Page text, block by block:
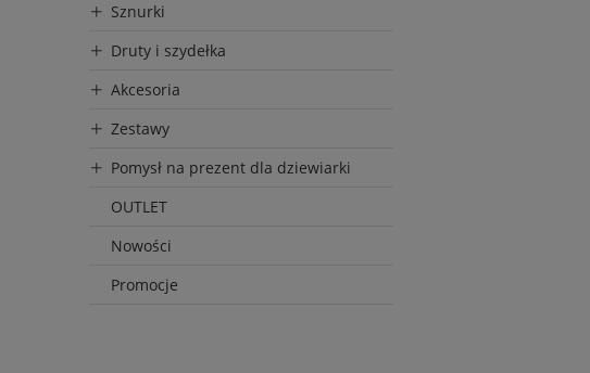
Sznurki
Druty i szydełka
Akcesoria
Zestawy
Pomysł na prezent dla dziewiarki
OUTLET
Nowości
Promocje